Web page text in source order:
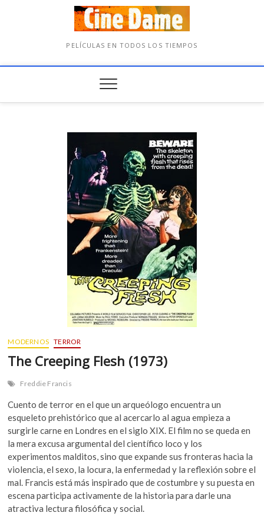
PELÍCULAS EN TODOS LOS TIEMPOS
MODERNOS TERROR
The Creeping Flesh (1973)
Freddie Francis
Cuento de terror en el que un arqueólogo encuentra un
esqueleto prehistórico que al acercarlo al agua empieza a
surgirle carne en Londres en el siglo XIX. El film no se queda en
la mera excusa argumental del científico loco y los
experimentos malditos, sino que expande sus fronteras hacia la
violencia, el sexo, la locura, la enfermedad y la reflexión sobre el
mal. Francis está más inspirado que de costumbre y su puesta en
escena participa activamente de la historia para darle una
atractiva lectura filosófica y social.